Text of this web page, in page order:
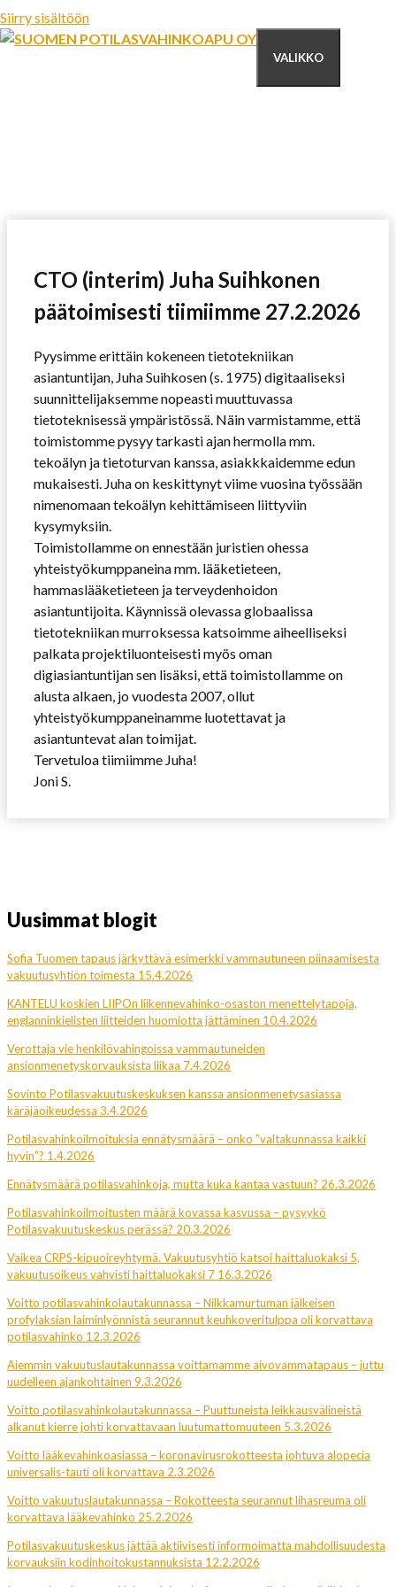
Siirry sisältöön
VALIKKO
CTO (interim) Juha Suihkonen
päätoimisesti tiimiimme 27.2.2026
Pyysimme erittäin kokeneen tietotekniikan
asiantuntijan, Juha Suihkosen (s. 1975) digitaaliseksi
suunnittelijaksemme nopeasti muuttuvassa
tietoteknisessä ympäristössä. Näin varmistamme, että
toimistomme pysyy tarkasti ajan hermolla mm.
tekoälyn ja tietoturvan kanssa, asiakkkaidemme edun
mukaisesti. Juha on keskittynyt viime vuosina työssään
nimenomaan tekoälyn kehittämiseen liittyviin
kysymyksiin.
Toimistollamme on ennestään juristien ohessa
yhteistyökumppaneina mm. lääketieteen,
hammaslääketieteen ja terveydenhoidon
asiantuntijoita. Käynnissä olevassa globaalissa
tietotekniikan murroksessa katsoimme aiheelliseksi
palkata projektiluonteisesti myös oman
digiasiantuntijan sen lisäksi, että toimistollamme on
alusta alkaen, jo vuodesta 2007, ollut
yhteistyökumppaneinamme luotettavat ja
asiantuntevat alan toimijat.
Tervetuloa tiimiimme Juha!
Joni S.
Uusimmat blogit
Sofia Tuomen tapaus järkyttävä esimerkki vammautuneen piinaamisesta
vakuutusyhtiön toimesta 15.4.2026
KANTELU koskien LIIPOn liikennevahinko-osaston menettelytapoja,
englanninkielisten liitteiden huomiotta jättäminen 10.4.2026
Verottaja vie henkilövahingoissa vammautuneiden
ansionmenetyskorvauksista liikaa 7.4.2026
Sovinto Potilasvakuutuskeskuksen kanssa ansionmenetysasiassa
käräjäoikeudessa 3.4.2026
Potilasvahinkoilmoituksia ennätysmäärä – onko ”valtakunnassa kaikki
hyvin”? 1.4.2026
Ennätysmäärä potilasvahinkoja, mutta kuka kantaa vastuun? 26.3.2026
Potilasvahinkoilmoitusten määrä kovassa kasvussa – pysyykö
Potilasvakuutuskeskus perässä? 20.3.2026
Vaikea CRPS-kipuoireyhtymä. Vakuutusyhtiö katsoi haittaluokaksi 5,
vakuutusoikeus vahvisti haittaluokaksi 7 16.3.2026
Voitto potilasvahinkolautakunnassa – Nilkkamurtuman jälkeisen
profylaksian laiminlyönnistä seurannut keuhkoveritulppa oli korvattava
potilasvahinko 12.3.2026
Aiemmin vakuutuslautakunnassa voittamamme aivovammatapaus – juttu
uudelleen ajankohtainen 9.3.2026
Voitto potilasvahinkolautakunnassa – Puuttuneista leikkausvälineistä
alkanut kierre johti korvattavaan luutumattomuuteen 5.3.2026
Voitto lääkevahinkoasiassa – koronavirusrokotteesta johtuva alopecia
universalis-tauti oli korvattava 2.3.2026
Voitto vakuutuslautakunnassa – Rokotteesta seurannut lihasreuma oli
korvattava lääkevahinko 25.2.2026
Potilasvakuutuskeskus jättää aktiivisesti informoimatta mahdollisuudesta
korvauksiin kodinhoitokustannuksista 12.2.2026